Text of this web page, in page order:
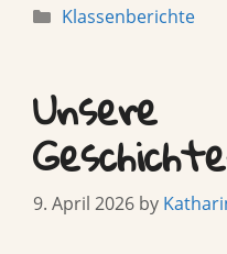
Categories
Klassenberichte
Unsere
9. April 2026 by